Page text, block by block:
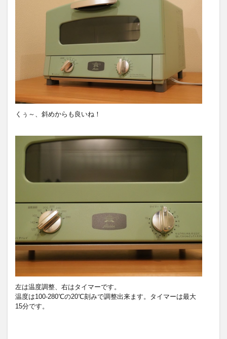
くぅ～、斜めからも良いね！
左は温度調整、右はタイマーです。
温度は100-280℃の20℃刻みで調整出来ます。タイマーは最大
15分です。